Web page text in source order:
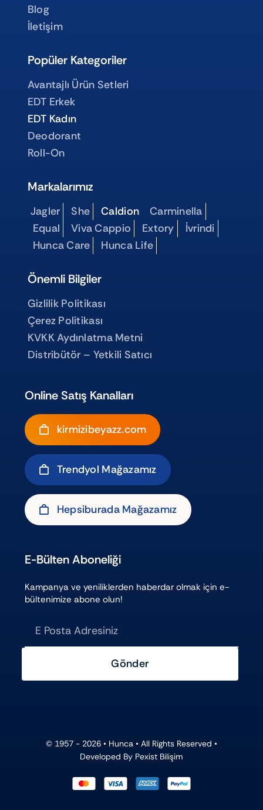
Blog
İletişim
Popüler Kategoriler
Avantajlı Ürün Setleri
EDT Erkek
EDT Kadın
Deodorant
Roll-On
Online Satış Kanalları
kirmizibeyazz.com
Trendyol Mağazamız
Hepsiburada Mağazamız
Markalarımız
Jagler She Caldion
Carminella
Equal
Viva Cappio Extory
İvrindi
Hunca Care
Hunca Life
Önemli Bilgiler
Gizlilik Politikası
Çerez Politikası
KVKK Aydınlatma Metni
Distribütör – Yetkili Satıcı
E-Bülten Aboneliği
Kampanya ve yeniliklerden haberdar olmak için e-
bültenimize abone olun!
Gönder
© 1957 - 2026 • Hunca • All Rights Reserved •
Developed By Pexist Bilişim